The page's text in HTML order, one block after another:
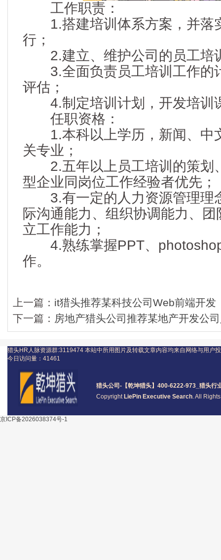
工作职责：
1.搭建培训体系方案，并落
行；
2.建立、维护公司的员工培
3.全面负责员工培训工作的
评估；
4.制定培训计划，开发培训
任职资格：
1.本科以上学历，新闻、中
关专业；
2.五年以上员工培训的策划
型企业同岗位工作经验者优先；
3.有一定的人力资源管理理
际沟通能力、组织协调能力、
立工作能力；
4.熟练掌握PPT、
作。
上一篇： it猎头推荐某科技公司Web前端开发
下一篇： 房地产猎头公司推荐某地产开发公
猎头公司 -【乾坤猎头】400-6222-973_ 猎头行
Copyright LiePin Executive Search. All
猎头HR人脉资源群:3119474 本站中所用图片及转载文章内容均来自网络与用户
今日访问量： 41461
京ICP备2026038374号-1